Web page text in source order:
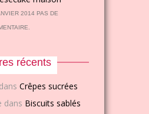
2014 PAS DE
récents
dansCrêpes sucrées
dans Biscuits sablés